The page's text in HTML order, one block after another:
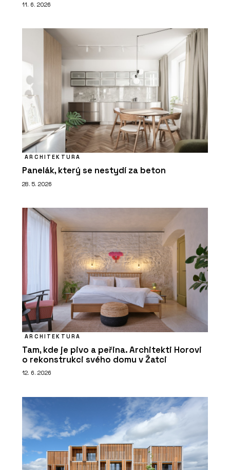
11. 6. 2026
ARCHITEKTURA
Panelák, který se nestydí za beton
28. 5. 2026
ARCHITEKTURA
Tam, kde je pivo a peřina. Architekti Horovi
o rekonstrukci svého domu v Žatci
12. 6. 2026